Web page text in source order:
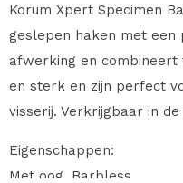
Korum Xpert Specimen
geslepen haken met
afwerking en
en sterk en zijn perfect
visserij. Verkrijgbaar in
Eigenschappen:
Met oog, Barbless